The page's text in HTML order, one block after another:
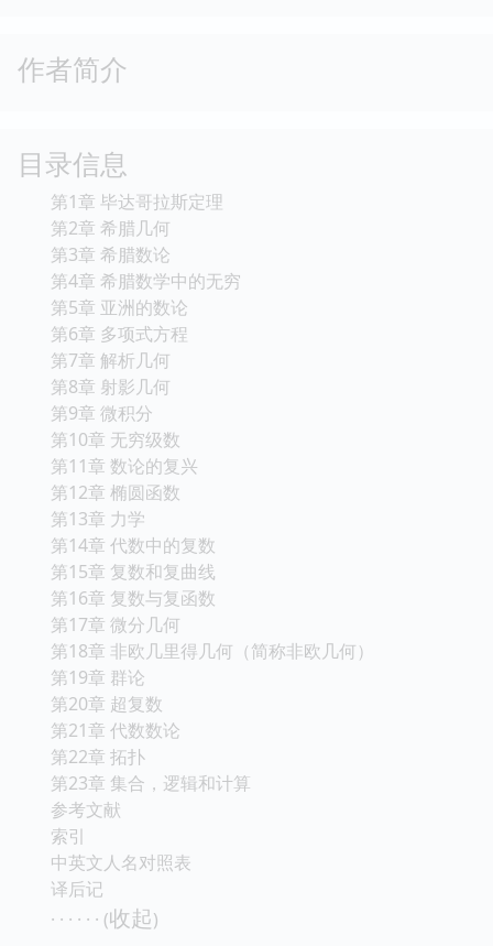
作者简介
目录信息
第1章 毕达哥拉斯定理
第2章 希腊几何
第3章 希腊数论
第4章 希腊数学中的无穷
第5章 亚洲的数论
第6章 多项式方程
第7章 解析几何
第8章 射影几何
第9章 微积分
第10章 无穷级数
第11章 数论的复兴
第12章 椭圆函数
第13章 力学
第14章 代数中的复数
第15章 复数和复曲线
第16章 复数与复函数
第17章 微分几何
第18章 非欧几里得几何（简称非欧几何）
第19章 群论
第20章 超复数
第21章 代数数论
第22章 拓扑
第23章 集合，逻辑和计算
参考文献
索引
中英文人名对照表
译后记
· · · · · · (收起)